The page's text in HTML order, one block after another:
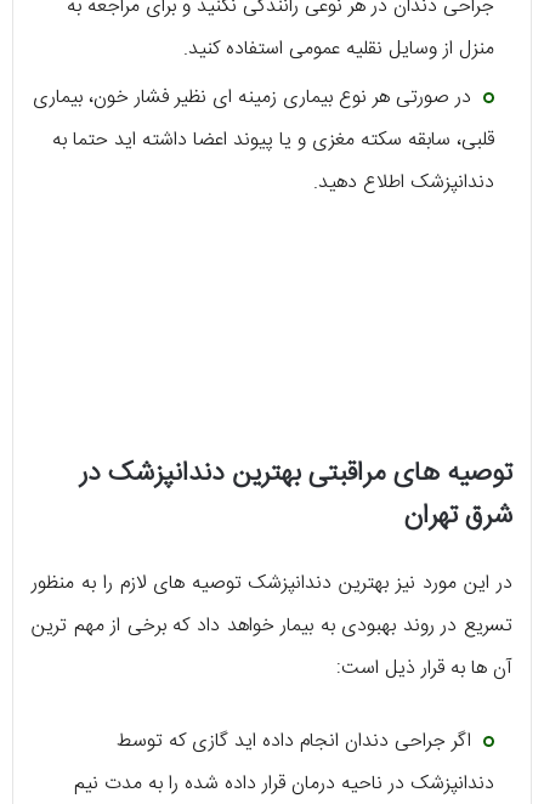
جراحی دندان در هر نوعی رانندگی نکنید و برای مراجعه به
منزل از وسایل نقلیه عمومی استفاده کنید.
در صورتی هر نوع بیماری زمینه ای نظیر فشار خون، بیماری
قلبی، سابقه سکته مغزی و یا پیوند اعضا داشته اید حتما به
دندانپزشک اطلاع دهید.
توصیه های مراقبتی بهترین دندانپزشک در
شرق تهران
در این مورد نیز بهترین دندانپزشک توصیه های لازم را به منظور
تسریع در روند بهبودی به بیمار خواهد داد که برخی از مهم ترین
آن ها به قرار ذیل است:
اگر جراحی دندان انجام داده اید گازی که توسط
دندانپزشک در ناحیه درمان قرار داده شده را به مدت نیم